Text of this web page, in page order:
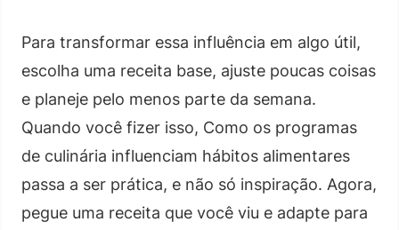
Para transformar essa influência em algo útil,
escolha uma receita base, ajuste poucas coisas
e planeje pelo menos parte da semana.
Quando você fizer isso, Como os programas
de culinária influenciam hábitos alimentares
passa a ser prática, e não só inspiração. Agora,
pegue uma receita que você viu e adapte para